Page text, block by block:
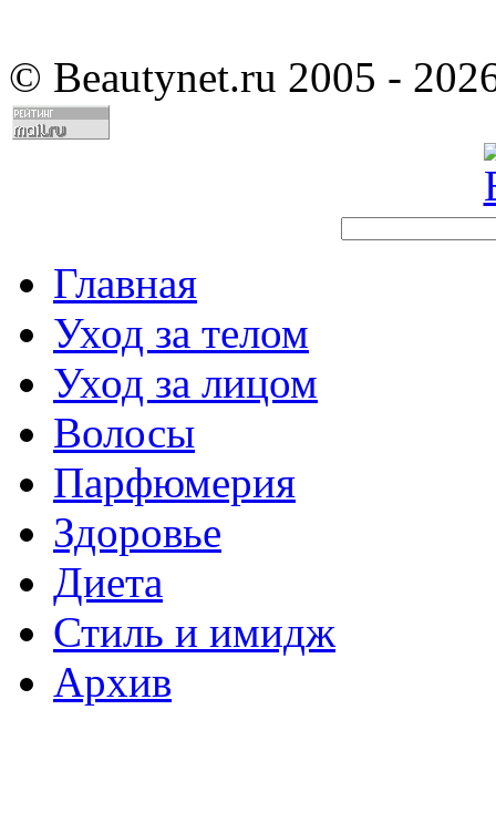
© Beautynet.ru 2005 -
Главная
Уход за телом
Уход за лицом
Волосы
Парфюмерия
Здоровье
Диета
Стиль и имидж
Архив